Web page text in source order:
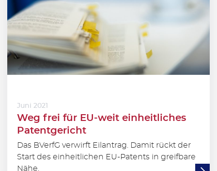
Juni 2021
Weg frei für EU-weit einheitliches
Patentgericht
Das BVerfG verwirft Eilantrag. Damit rückt der
Start des einheitlichen EU-Patents in greifbare
Nähe.